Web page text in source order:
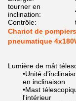
tourner en
inclination:
Contrôle:
Chariot de
pneumatique
Lumière de mât
•Unité
en inclinaison
•Mast
l'intérieur